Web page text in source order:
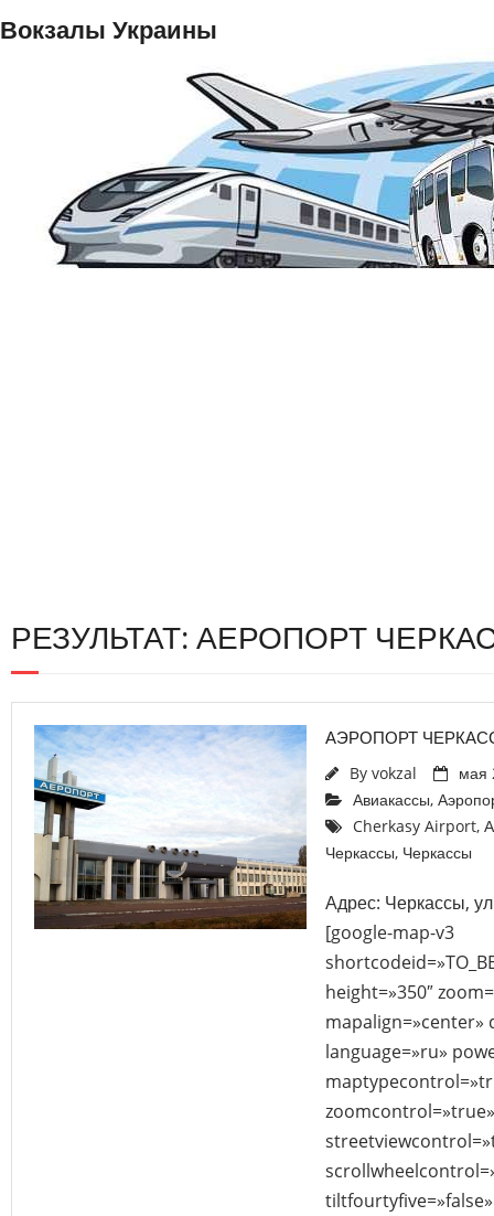
Вокзалы Украины
РЕЗУЛЬТАТ: АЕРОПОРТ
АЭРОПОРТ
By vokzal
мая
Авиакассы,
Cherkasy Airport,
Черкассы, Черкассы
Адрес: Черкассы,
[google-map-v3
height=»350″
mapalign=»center»
language=»ru»
tiltfourtyfive=»false»